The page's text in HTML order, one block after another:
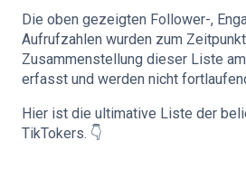
Die oben gezeigten Follower-,
Aufrufzahlen wurden zum
Zusammenstellung dieser Liste
erfasst und werden nicht
Hier ist die ultimative Liste der
TikTokers. 👇